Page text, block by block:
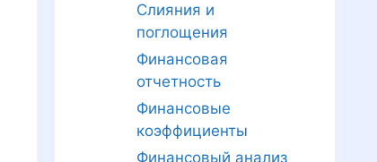
Слияния и
поглощения
Финансовая
отчетность
Финансовые
коэффициенты
Финансовый анализ